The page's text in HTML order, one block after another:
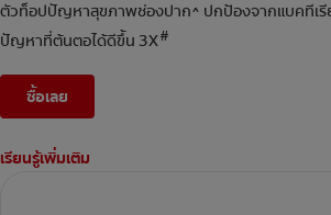
ตัวท็อปปัญหาสุขภาพช่องปาก^ ปกป้องจากแบคทีเรี
ปัญหาที่ต้นตอได้ดีขึ้น 3X#
ซื้อเลย
เรียนรู้เพิ่มเติม